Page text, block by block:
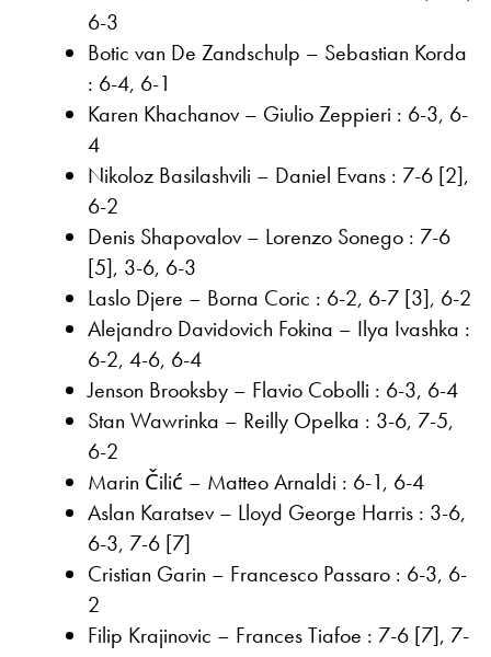
6-3
Botic van De Zandschulp – Sebastian Korda
: 6-4, 6-1
Karen Khachanov – Giulio Zeppieri : 6-3, 6-
4
Nikoloz Basilashvili – Daniel Evans : 7-6 [2],
6-2
Denis Shapovalov – Lorenzo Sonego : 7-6
[5], 3-6, 6-3
Laslo Djere – Borna Coric : 6-2, 6-7 [3], 6-2
Alejandro Davidovich Fokina – Ilya Ivashka :
6-2, 4-6, 6-4
Jenson Brooksby – Flavio Cobolli : 6-3, 6-4
Stan Wawrinka – Reilly Opelka : 3-6, 7-5,
6-2
Marin Čilić – Matteo Arnaldi : 6-1, 6-4
Aslan Karatsev – Lloyd George Harris : 3-6,
6-3, 7-6 [7]
Cristian Garin – Francesco Passaro : 6-3, 6-
2
Filip Krajinovic – Frances Tiafoe : 7-6 [7], 7-